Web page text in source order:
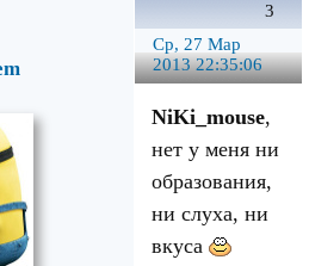
3
Ср, 27 Мар
2013 22:35:06
NiKi_mouse,
нет у меня ни
образования,
ни слуха, ни
вкуса